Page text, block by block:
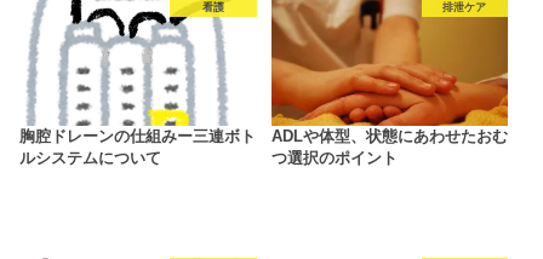
看護
胸腔ドレーンの仕組みー三連ボト
ルシステムについて
排泄ケア
ADLや体型、状態にあわせたおむ
つ選択のポイント